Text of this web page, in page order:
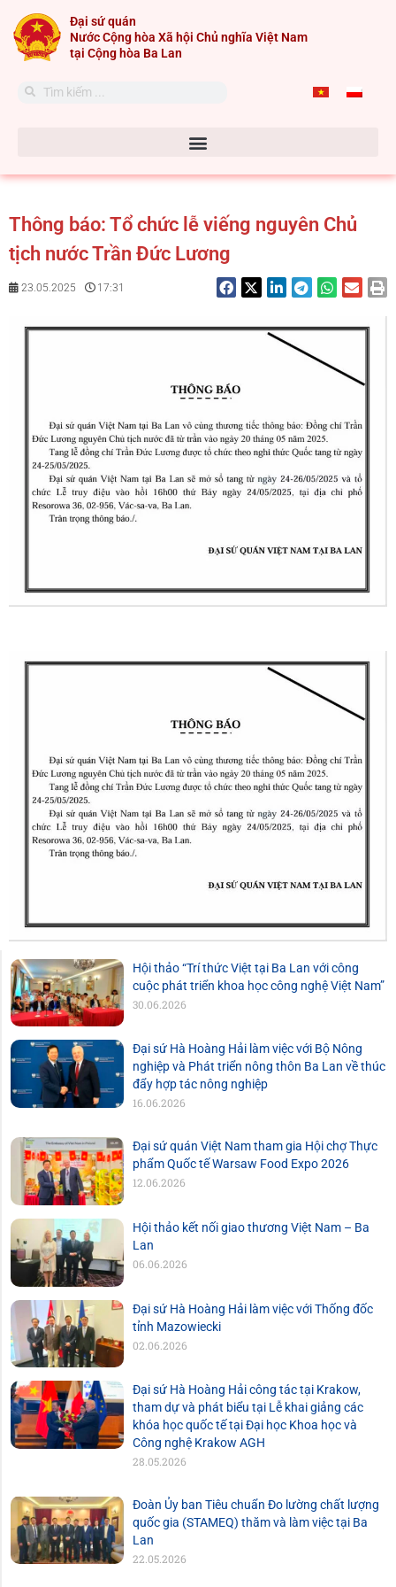
content
Đại sứ quán
Nước Cộng hòa Xã hội Chủ nghĩa Việt Nam
tại Cộng hòa Ba Lan
Search
Search
Thông báo: Tổ chức lễ viếng nguyên Chủ
tịch nước Trần Đức Lương
23.05.2025 17:31
Hội thảo “Trí thức Việt tại Ba Lan với công
cuộc phát triển khoa học công nghệ Việt Nam”
30.06.2026
Đại sứ Hà Hoàng Hải làm việc với Bộ Nông
nghiệp và Phát triển nông thôn Ba Lan về thúc
đẩy hợp tác nông nghiệp
16.06.2026
Đại sứ quán Việt Nam tham gia Hội chợ Thực
phẩm Quốc tế Warsaw Food Expo 2026
12.06.2026
Hội thảo kết nối giao thương Việt Nam – Ba
Lan
06.06.2026
Đại sứ Hà Hoàng Hải làm việc với Thống đốc
tỉnh Mazowiecki
02.06.2026
Đại sứ Hà Hoàng Hải công tác tại Krakow,
tham dự và phát biểu tại Lễ khai giảng các
khóa học quốc tế tại Đại học Khoa học và
Công nghệ Krakow AGH
28.05.2026
Đoàn Ủy ban Tiêu chuẩn Đo lường chất lượng
quốc gia (STAMEQ) thăm và làm việc tại Ba
Lan
22.05.2026